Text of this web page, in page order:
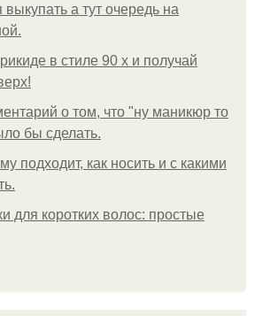
а тут очередь на
в стиле 90 х и получай
о том, что "ну маникюр то
бы сделать.
подходит, как носить и с какими
для коротких волос: простые